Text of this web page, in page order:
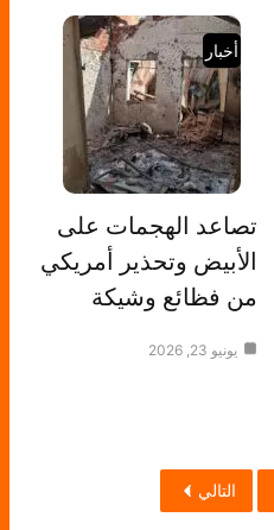
أخبار
تصاعد الهجمات على
الأبيض وتحذير أمريكي
من فظائع وشيكة
يونيو 23, 2026
التالي